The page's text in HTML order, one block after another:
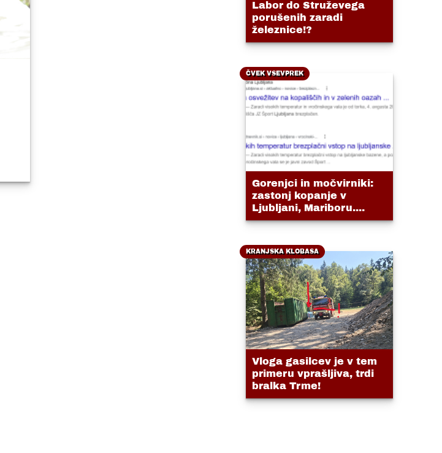
Labor do Struževega
porušenih zaradi
železnice!?
ČVEK VSEVPREK
Gorenjci in močvirniki:
zastonj kopanje v
Ljubljani, Mariboru....
KRANJSKA KLOBASA
Vloga gasilcev je v tem
primeru vprašljiva, trdi
bralka Trme!